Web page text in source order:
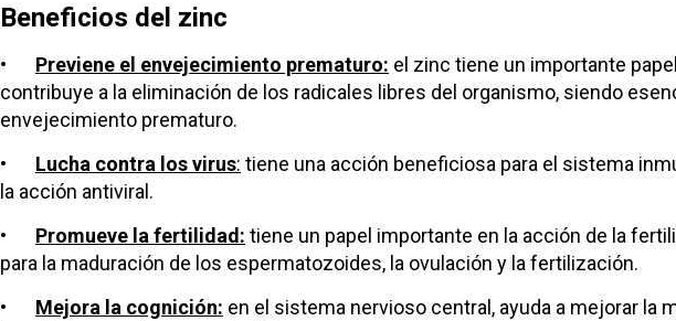
Beneficios del zinc
• Previene el envejecimiento prematuro: el zinc tiene un importante
contribuye a la eliminación de los radicales libres del organismo, siendo
envejecimiento prematuro.
•
Lucha contra los virus: tiene una acción beneficiosa para el sistema
la acción antiviral.
•
Promueve la fertilidad: tiene un papel importante en la acción de la
para la maduración de los espermatozoides, la ovulación y la fertilización.
•
Mejora la cognición: en el sistema nervioso central, ayuda a mejorar la